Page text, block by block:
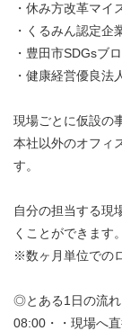
・休み方改革マイ
・くるみん認定企
・豊田市SDGsブ
・健康経営優良法
現場ごとに仮設の
本社以外のオフィ
す。
自分の担当する現
くことができます。
※数ヶ月単位での
◎とある1日の流れ
08:00・・現場へ